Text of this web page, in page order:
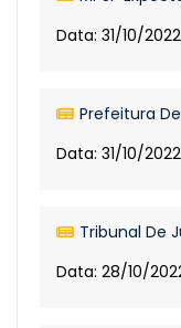
Data: 31/10/2022
Prefeitura
Data: 31/10/2022
Tribunal De
Data: 28/10/